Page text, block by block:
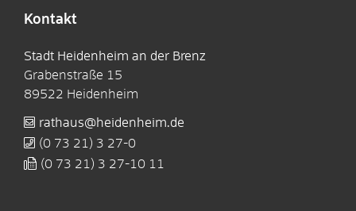
Kontakt
Stadt Heidenheim an der Brenz
Grabenstraße 15
89522 Heidenheim
rathaus@heidenheim.de
(0 73 21) 3 27-0
(0 73 21) 3 27-10 11